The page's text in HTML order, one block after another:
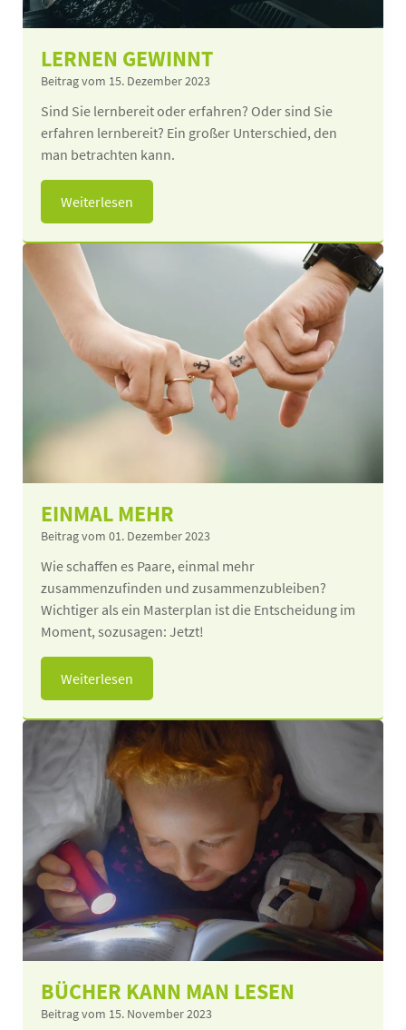
LERNEN GEWINNT
Beitrag vom 15. Dezember 2023
Sind Sie lernbereit oder erfahren? Oder sind Sie
erfahren lernbereit? Ein großer Unterschied, den
man betrachten kann.
Weiterlesen
EINMAL MEHR
Beitrag vom 01. Dezember 2023
Wie schaffen es Paare, einmal mehr
zusammenzufinden und zusammenzubleiben?
Wichtiger als ein Masterplan ist die Entscheidung im
Moment, sozusagen: Jetzt!
Weiterlesen
BÜCHER KANN MAN LESEN
Beitrag vom 15. November 2023